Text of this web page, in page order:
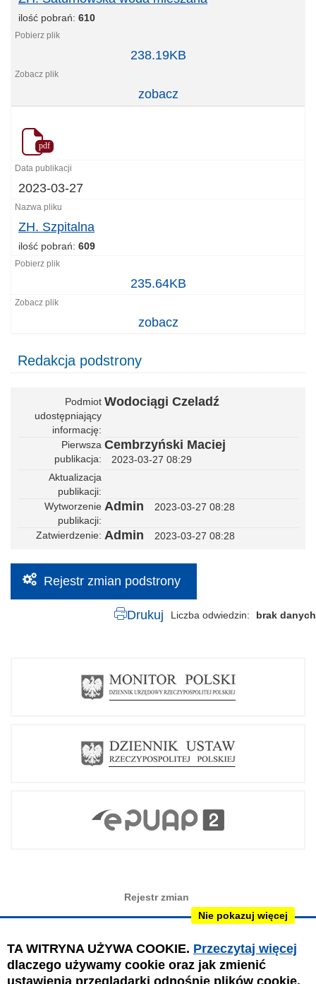
TA WITRYNA UŻYWA COOKIE. Przeczytaj więcej
dlaczego używamy cookie oraz jak zmienić
ustawienia przeglądarki odnośnie plików cookie.
Nie pokazuj więcej
ilość pobrań: 610
Saturnowska
woda
238.19KB
zobacz
pdf
2023-03-27
ZH. Szpitalna
ilość pobrań: 609
Szpitalna
235.64KB
zobacz
Redakcja podstrony
Podmiot
udostępniający
informację
Wodociągi Czeladź
Pierwsza
publikacja
Cembrzyński Maciej
2023-03-27 08:29
Aktualizacja
publikacji
Wytworzenie
publikacji
Admin 2023-03-27 08:28
Zatwierdzenie Admin 2023-03-27 08:28
Rejestr zmian podstrony
Drukuj Liczba odwiedzin brak danych
Rejestr zmian
Redakcja BIP
Instrukcja obsługi
Mapa serwisu